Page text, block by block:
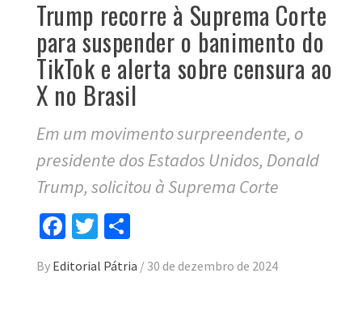
Trump recorre à Suprema Corte
para suspender o banimento do
TikTok e alerta sobre censura ao
X no Brasil
Em um movimento surpreendente, o
presidente dos Estados Unidos, Donald
Trump, solicitou à Suprema Corte
Facebook
Twitter
By Editorial Pátria / 30 de dezembro de 2024